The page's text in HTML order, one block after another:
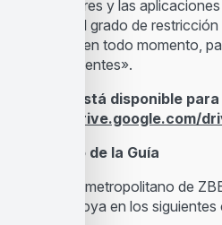
navegadores y las
conocer el grado de
itinerarios en todo momento,
más inteligentes».
La Guía está disponible
https://drive.google.com/
El modelo de la Guía
El modelo metropolitano de
hoy se apoya en los